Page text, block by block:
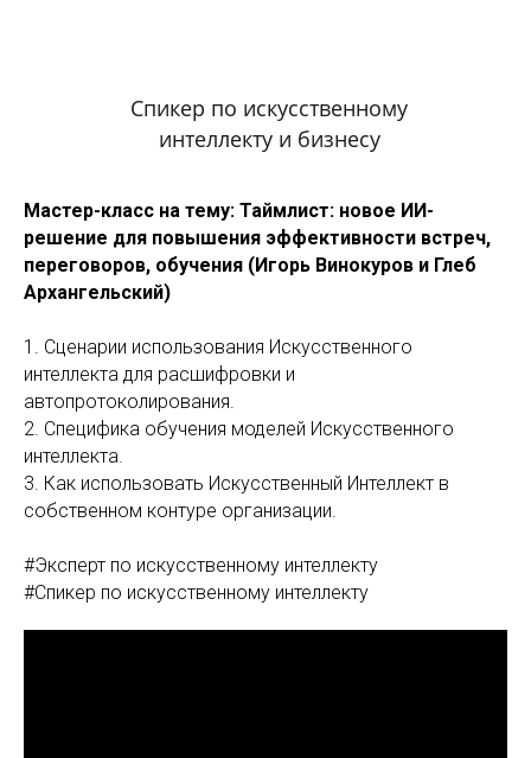
Спикер по искусственному
интеллекту и бизнесу
Мастер-класс на тему: Таймлист: новое ИИ-
решение для повышения эффективности встреч,
переговоров, обучения (Игорь Винокуров и Глеб
Архангельский)
1. Сценарии использования Искусственного
интеллекта для расшифровки и
автопротоколирования.
2. Специфика обучения моделей Искусственного
интеллекта.
3. Как использовать Искусственный Интеллект в
собственном контуре организации.
#Эксперт по искусственному интеллекту
#Спикер по искусственному интеллекту